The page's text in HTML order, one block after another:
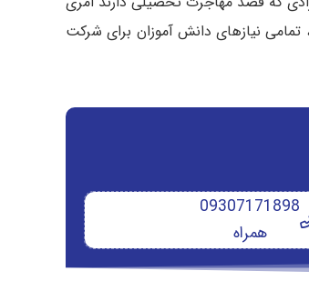
تمامی نیازهای دانش آموزان برای شرکت
09307171898
همراه